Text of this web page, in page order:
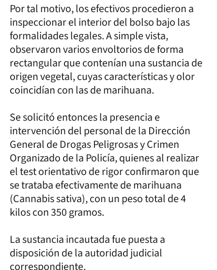
Por tal motivo, los efectivos procedieron a
inspeccionar el interior del bolso bajo las
formalidades legales. A simple vista,
observaron varios envoltorios de forma
rectangular que contenían una sustancia de
origen vegetal, cuyas características y olor
coincidían con las de marihuana.
Se solicitó entonces la presencia e
intervención del personal de la Dirección
General de Drogas Peligrosas y Crimen
Organizado de la Policía, quienes al realizar
el test orientativo de rigor confirmaron que
se trataba efectivamente de marihuana
(Cannabis sativa), con un peso total de 4
kilos con 350 gramos.
La sustancia incautada fue puesta a
disposición de la autoridad judicial
correspondiente.